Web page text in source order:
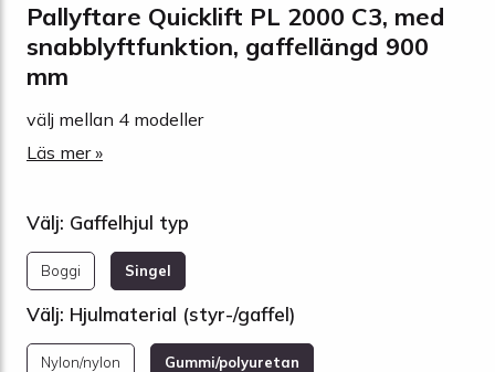
Pallyftare Quicklift PL 2000 C3, med
snabblyftfunktion, gaffellängd 900
mm
välj mellan 4 modeller
Läs mer »
Välj: Gaffelhjul typ
Boggi Singel
Välj: Hjulmaterial (styr-/gaffel)
Nylon/nylon Gummi/polyuretan